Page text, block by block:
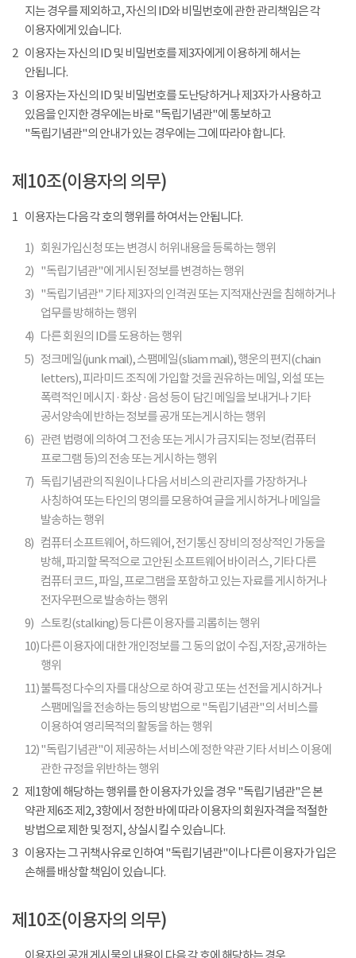
지는 경우를 제외하고, 자신의 ID와 비밀번호에 관한 관리책임은 각
이용자에게 있습니다.
2 이용자는 자신의 ID 및 비밀번호를 제3자에게 이용하게 해서는
안됩니다.
3 이용자는 자신의 ID 및 비밀번호를 도난당하거나 제3자가 사용하고
있음을 인지한 경우에는 바로 "독립기념관"에 통보하고
"독립기념관"의 안내가 있는 경우에는 그에 따라야 합니다.
제10조(이용자의 의무)
1 이용자는 다음 각 호의 행위를 하여서는 안됩니다.
1) 회원가입신청 또는 변경시 허위내용을 등록하는 행위
2) "독립기념관"에 게시된 정보를 변경하는 행위
3) "독립기념관" 기타 제3자의 인격권 또는 지적재산권을 침해하거나
업무를 방해하는 행위
4) 다른 회원의 ID를 도용하는 행위
5) 정크메일(junk mail), 스팸메일(sliam mail), 행운의 편지(chain
letters), 피라미드 조직에 가입할 것을 권유하는 메일, 외설 또는
폭력적인 메시지 · 화상 · 음성 등이 담긴 메일을 보내거나 기타
공서양속에 반하는 정보를 공개 또는게시하는 행위
6) 관련 법령에 의하여 그 전송 또는 게시가 금지되는 정보(컴퓨터
프로그램 등)의 전송 또는 게시하는 행위
7) 독립기념관의 직원이나 다음 서비스의 관리자를 가장하거나
사칭하여 또는 타인의 명의를 모용하여 글을 게시하거나 메일을
발송하는 행위
8) 컴퓨터 소프트웨어, 하드웨어, 전기통신 장비의 정상적인 가동을
방해, 파괴할 목적으로 고안된 소프트웨어 바이러스, 기타 다른
컴퓨터 코드, 파일, 프로그램을 포함하고 있는 자료를 게시하거나
전자우편으로 발송하는 행위
9) 스토킹(stalking) 등 다른 이용자를 괴롭히는 행위
10)다른 이용자에 대한 개인정보를 그 동의 없이 수집,저장,공개하는
행위
11)불특정 다수의 자를 대상으로 하여 광고 또는 선전을 게시하거나
스팸메일을 전송하는 등의 방법으로 "독립기념관"의 서비스를
이용하여 영리목적의 활동을 하는 행위
12)"독립기념관"이 제공하는 서비스에 정한 약관 기타 서비스 이용에
관한 규정을 위반하는 행위
2 제1항에 해당하는 행위를 한 이용자가 있을 경우 "독립기념관"은 본
약관 제6조 제2, 3항에서 정한 바에 따라 이용자의 회원자격을 적절한
방법으로 제한 및 정지, 상실시킬 수 있습니다.
3 이용자는 그 귀책사유로 인하여 "독립기념관"이나 다른 이용자가 입은
손해를 배상할 책임이 있습니다.
제10조(이용자의 의무)